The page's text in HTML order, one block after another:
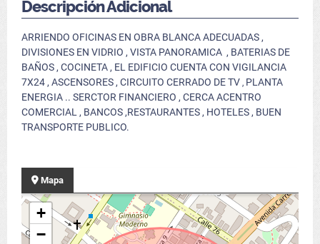
Descripción Adicional
ARRIENDO OFICINAS EN OBRA BLANCA ADECUADAS ,
DIVISIONES EN VIDRIO , VISTA PANORAMICA , BATERIAS DE
BAÑOS , COCINETA , EL EDIFICIO CUENTA CON VIGILANCIA
7X24 , ASCENSORES , CIRCUITO CERRADO DE TV , PLANTA
ENERGIA .. SERCTOR FINANCIERO , CERCA ACENTRO
COMERCIAL , BANCOS ,RESTAURANTES , HOTELES , BUEN
TRANSPORTE PUBLICO.
Mapa
+
−